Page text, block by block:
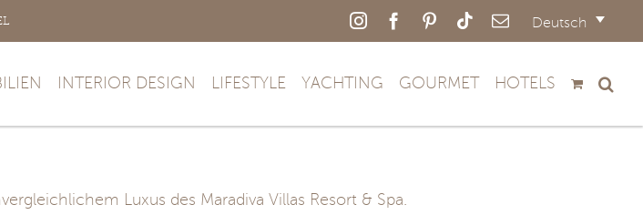
Deutsch
InstagramFacebookPinterestTiktokE-
INTERIOR DESIGN LIFESTYLE YACHTING GOURMET HOTELS
Luxus des Maradiva Villas Resort & Spa.